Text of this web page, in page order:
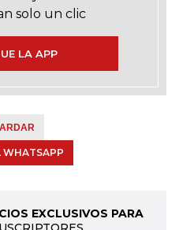
solo un clic
LA APP
WHATSAPP
EXCLUSIVOS PARA